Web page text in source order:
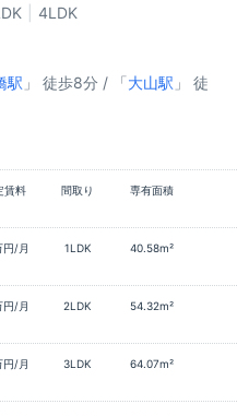
4LDK
駅 」 徒歩8分 / 「大山駅 」 徒
賃料 間取り
専有面積
円/月 1LDK
40.58m²
円/月 2LDK
54.32m²
円/月 3LDK
64.07m²